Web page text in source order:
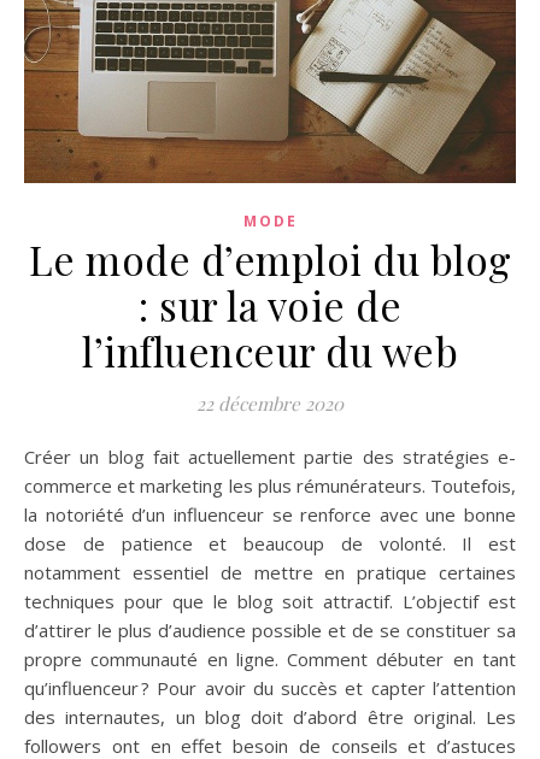
MODE
Le mode d’emploi du blog
: sur la voie de
l’influenceur du web
22 décembre 2020
Créer un blog fait actuellement partie des stratégies e-
commerce et marketing les plus rémunérateurs. Toutefois,
la notoriété d’un influenceur se renforce avec une bonne
dose de patience et beaucoup de volonté. Il est
notamment essentiel de mettre en pratique certaines
techniques pour que le blog soit attractif. L’objectif est
d’attirer le plus d’audience possible et de se constituer sa
propre communauté en ligne. Comment débuter en tant
qu’influenceur ? Pour avoir du succès et capter l’attention
des internautes, un blog doit d’abord être original. Les
followers ont en effet besoin de conseils et d’astuces